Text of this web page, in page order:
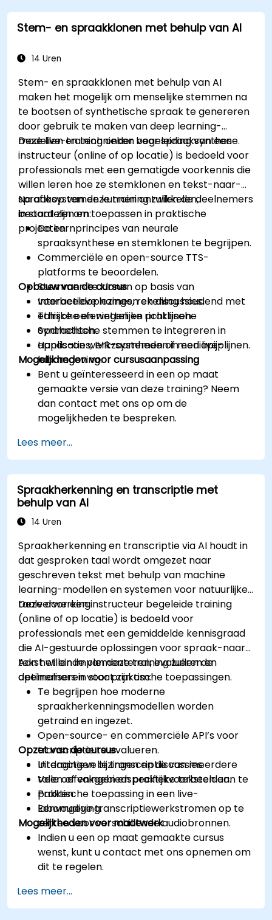
Stem- en spraakklonen met behulp van AI
14 Uren
Stem- en spraakklonen met behulp van AI
maken het mogelijk om menselijke stemmen na
te bootsen of synthetische spraak te genereren
door gebruik te maken van deep learning-
modellen en technieken voor spraaksynthese.
Deze live-training onder begeleiding van een
instructeur (online of op locatie) is bedoeld voor
professionals met een gematigde voorkennis die
willen leren hoe ze stemklonen en tekst-naar-
spraaksystemen kunnen ontwikkelen,
beoordelen en toepassen in praktische
projecten.
Na afloop van deze training zullen de deelnemers
in staat zijn om:
De kernprincipes van neurale
spraaksynthese en stemklonen te begrijpen.
Commerciële en open-source TTS-
platforms te beoordelen.
Stemmen te klonen op basis van
voorbeeldopnames, rekening houdend met
ethische en wettelijke richtlijnen.
Synthetische stemmen te integreren in
applicaties, IVR-systemen of mediapijplijnen.
Opbouw van de cursus
Interactieve lezingen en discussies.
Talrijke oefeningen en praktische
opdrachten.
Hands-on werkzaamheden in een live-
labomgeving.
Mogelijkheden voor cursusaanpassing
Bent u geïnteresseerd in een op maat
gemaakte versie van deze training? Neem
dan contact met ons op om de
mogelijkheden te bespreken.
Lees meer...
Spraakherkenning en transcriptie met
behulp van AI
14 Uren
Spraakherkenning en transcriptie via AI houdt in
dat gesproken taal wordt omgezet naar
geschreven tekst met behulp van machine
learning-modellen en systemen voor natuurlijke
taalverwerking.
Deze door een instructeur begeleide training
(online of op locatie) is bedoeld voor
professionals met een gemiddelde kennisgraad
die AI-gestuurde oplossingen voor spraak-naar-
tekst willen implementeren, evalueren en
optimaliseren voor praktische toepassingen.
Aan het einde van deze training zullen de
deelnemers in staat zijn om:
Te begrijpen hoe moderne
spraakherkenningsmodellen worden
getraind en ingezet.
Open-source- en commerciële API’s voor
transcriptie te evalueren.
Uitdagingen bij transcriptie van meerdere
talen of vakgebiedspecifieke teksten aan te
pakken.
Eenvoudige transcriptiewerkstromen op te
zetten voor verschillende audiobronnen.
Opzet van de cursus
Interactieve lezingen en discussies.
Vele oefeningen en praktijkvoorbeelden.
Praktische toepassing in een live-
labomgeving.
Mogelijkheden voor maatwerk
Indien u een op maat gemaakte cursus
wenst, kunt u contact met ons opnemen om
dit te regelen.
Lees meer...